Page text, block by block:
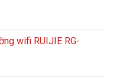
wifi RUIJIE RG-